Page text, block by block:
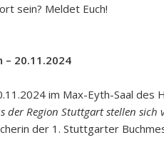
sein? Meldet Euch!
20.11.2024
im Max-Eyth-Saal
der Region Stuttgart stellen sich
der 1. Stuttgarter